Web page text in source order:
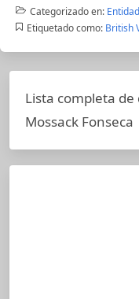
Categorizado en:
Etiquetado como: British
Lista completa
Mossack Fonseca